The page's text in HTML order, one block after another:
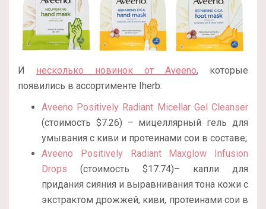
И несколько новинок от Aveeno, которые
появились в ассортименте Iherb:
Aveeno Positively Radiant Micellar Gel Cleanser
(стоимость $7.26) – мицеллярный гель для
умывания с киви и протеинами сои в составе;
Aveeno Positively Radiant Maxglow Infusion
Drops (стоимость $17.74)– капли для
придания сияния и выравнивания тона кожи с
экстрактом дрожжей, киви, протеинами сои в